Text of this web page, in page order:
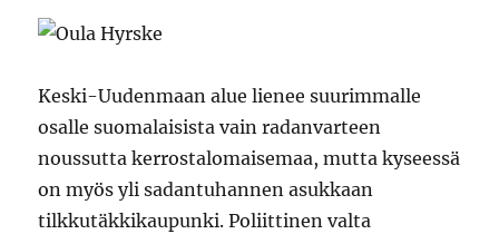
Keski-Uudenmaan alue lienee suurimmalle
osalle suomalaisista vain radanvarteen
noussutta kerrostalomaisemaa, mutta kyseessä
on myös yli sadantuhannen asukkaan
tilkkutäkkikaupunki. Poliittinen valta